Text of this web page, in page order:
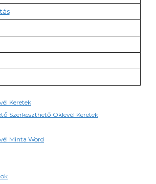
Keretek
Szerkeszthető Oklevél Keretek
Minta Word